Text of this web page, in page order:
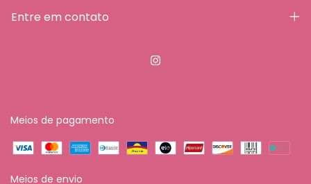
Entre em contato
Meios de pagamento
Meios de envio